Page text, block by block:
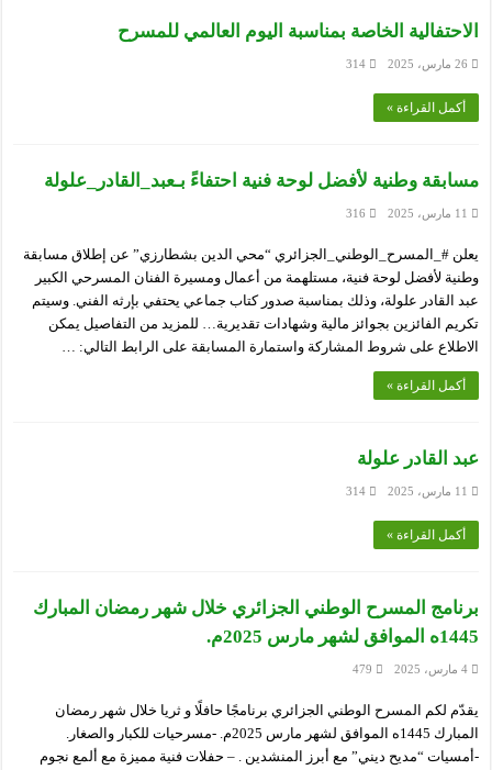
الاحتفالية الخاصة بمناسبة اليوم العالمي للمسرح
26 مارس، 2025 314
أكمل القراءة »
مسابقة وطنية لأفضل لوحة فنية احتفاءً بـعبد_القادر_علولة
11 مارس، 2025 316
يعلن #_المسرح_الوطني_الجزائري “محي الدين بشطارزي” عن إطلاق مسابقة
وطنية لأفضل لوحة فنية، مستلهمة من أعمال ومسيرة الفنان المسرحي الكبير
عبد القادر علولة، وذلك بمناسبة صدور كتاب جماعي يحتفي بإرثه الفني. وسيتم
تكريم الفائزين بجوائز مالية وشهادات تقديرية… للمزيد من التفاصيل يمكن
الاطلاع على شروط المشاركة واستمارة المسابقة على الرابط التالي: …
أكمل القراءة »
عبد القادر علولة
11 مارس، 2025 314
أكمل القراءة »
برنامج المسرح الوطني الجزائري خلال شهر رمضان المبارك
1445ه الموافق لشهر مارس 2025م.
4 مارس، 2025 479
يقدّم لكم المسرح الوطني الجزائري برنامجًا حافلًا و ثريا خلال شهر رمضان
المبارك 1445ه الموافق لشهر مارس 2025م. -مسرحيات للكبار والصغار.
-أمسيات “مديح ديني” مع أبرز المنشدين . – حفلات فنية مميزة مع ألمع نجوم